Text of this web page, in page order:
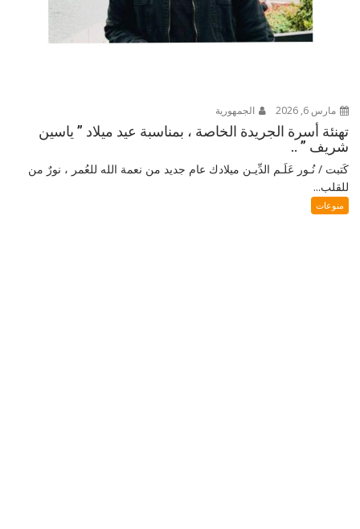
مارس 6, 2026 الجمهورية
تهنئة أسرة الجريدة الخاصة ، بمناسبة عيد ميلاد ” ياسين
شريف ” ..
كَتبت / نُـور عَلَـم الدِّيـن ميلادك عام جديد من نعمة الله للعُمر ، نورٌ من
للقلب...
منوعات